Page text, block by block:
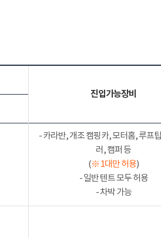
진입가능장비
- 카라반, 개조 캠핑카, 모터홈, 루프
러, 캠퍼 등
(※ 1대만 허용)
- 일반 텐트 모두 허용
- 차박 가능